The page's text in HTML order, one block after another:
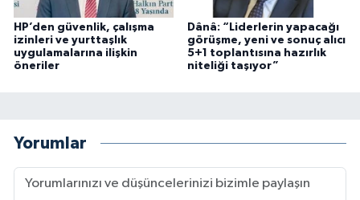
HP’den güvenlik, çalışma
izinleri ve yurttaşlık
uygulamalarına ilişkin
öneriler
Dânâ: “Liderlerin yapacağı
görüşme, yeni ve sonuç alıcı
5+1 toplantısına hazırlık
niteliği taşıyor”
Yorumlar